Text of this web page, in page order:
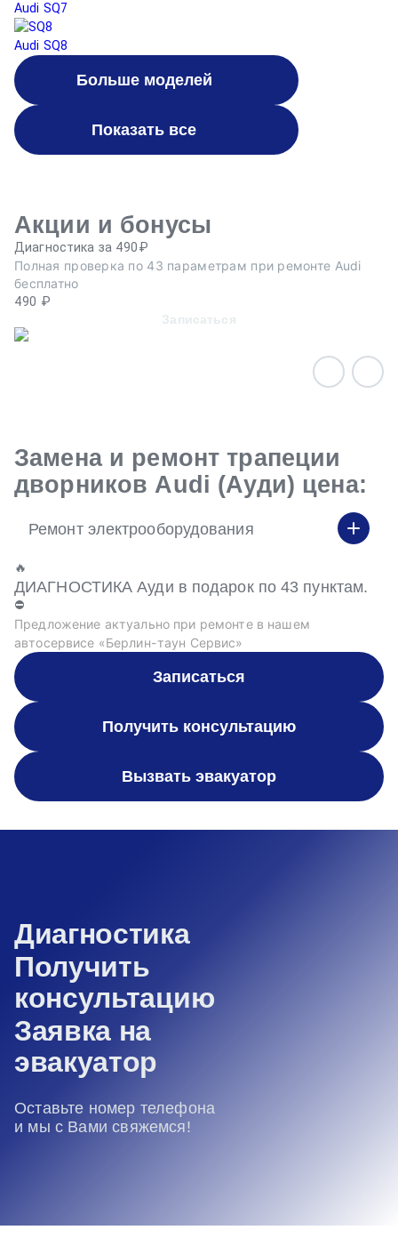
Audi SQ7
Audi SQ8
Больше моделей
Показать все
Акции и бонусы
Диагностика за 490₽
Полная проверка по 43 параметрам при ремонте Audi
бесплатно
490 ₽
Записаться
Замена и ремонт трапеции
дворников Audi (Ауди) цена:
Ремонт электрооборудования
🔥
ДИАГНОСТИКА Ауди в подарок по 43 пунктам.
⛔
Предложение актуально при ремонте в нашем
автосервисе «Берлин-таун Сервис»
Записаться
Получить консультацию
Вызвать эвакуатор
Диагностика
Получить
консультацию
Заявка на
эвакуатор
Оставьте номер телефона
и мы с Вами свяжемся!